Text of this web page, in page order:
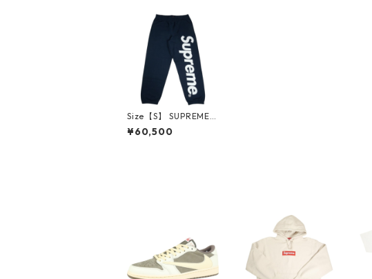
Size【S】 SUPREME
シュプリーム 26SS Sa
tin Applique Sweatp
¥60,500